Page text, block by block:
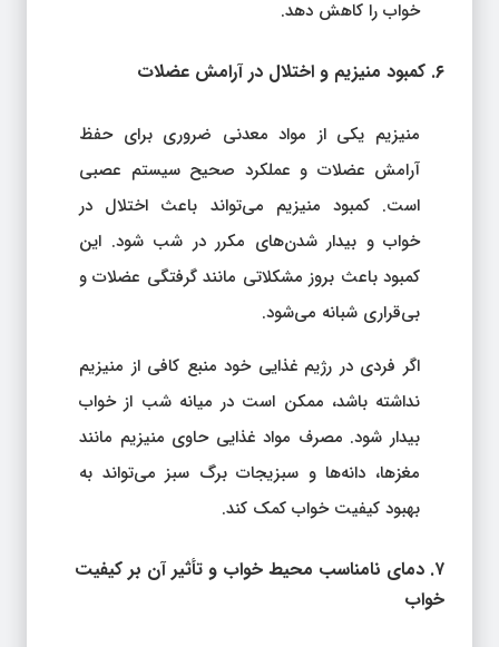
خواب را کاهش دهد.
۶. کمبود منیزیم و اختلال در آرامش عضلات
منیزیم یکی از مواد معدنی ضروری برای حفظ
آرامش عضلات و عملکرد صحیح سیستم عصبی
است. کمبود منیزیم می‌تواند باعث اختلال در
خواب و بیدار شدن‌های مکرر در شب شود. این
کمبود باعث بروز مشکلاتی مانند گرفتگی عضلات و
بی‌قراری شبانه می‌شود.
اگر فردی در رژیم غذایی خود منبع کافی از منیزیم
نداشته باشد، ممکن است در میانه شب از خواب
بیدار شود. مصرف مواد غذایی حاوی منیزیم مانند
مغزها، دانه‌ها و سبزیجات برگ سبز می‌تواند به
بهبود کیفیت خواب کمک کند.
۷. دمای نامناسب محیط خواب و تأثیر آن بر کیفیت
خواب